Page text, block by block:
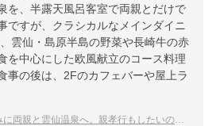
を、半露天風呂客室で両親とだけで
ですが、クラシカルなメインダイニ
雲仙・島原半島の野菜や長崎牛の赤
を中心にした欧風献立のコース料理
事の後は、2Fのカフェバーや屋上ラ
親と雲仙温泉へ。親孝行もしたいので高級宿に泊まりたい！